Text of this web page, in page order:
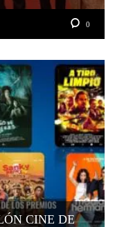
0
CINE DE